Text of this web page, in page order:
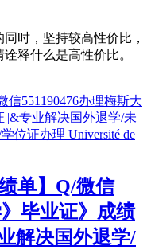
时，坚持较高性价比，
释什么是高性价比。
单】Q/微信
毕业证》成绩
解决国外退学/